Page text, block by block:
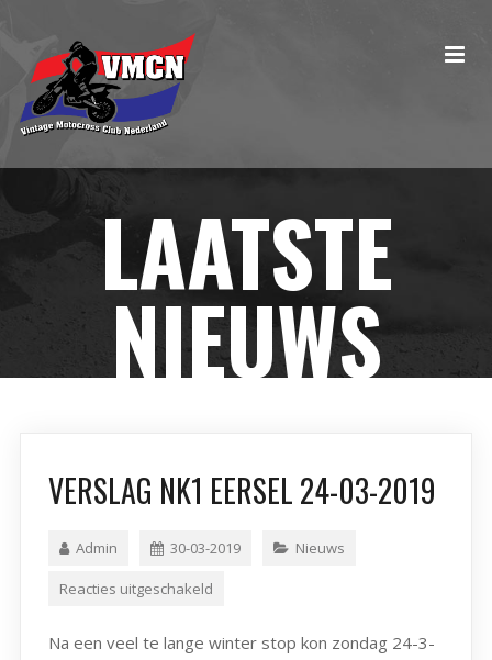
LAATSTE
NIEUWS
VERSLAG NK1 EERSEL 24-03-2019
Admin 30-03-2019 Nieuws
Reacties uitgeschakeld
Na een veel te lange winter stop kon zondag 24-3-